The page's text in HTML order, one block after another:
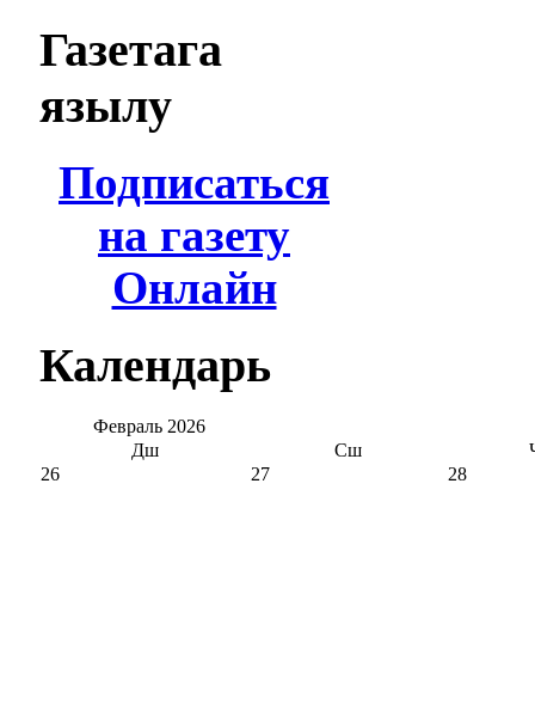
Газетага
язылу
Подписаться
на газету
Онлайн
Календарь
Февраль 2026
Дш
Сш
26
27 28